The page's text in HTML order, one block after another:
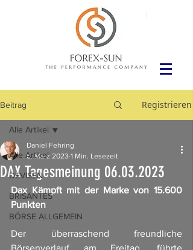
Beitrag Registrieren
Alle Artikel
DEVISEN
BRISANTES
BÖRSE ALLGEMEIN
Alle Artikel
DAX Tagesmeinung 06.03.2023
Daniel Fehring
6. März 2023 1 Min. Lesezeit
Dax Kämpft mit der Marke von 15.600
Punkten
Der überraschend freundliche
Börsenverlauf am Freitag, führte